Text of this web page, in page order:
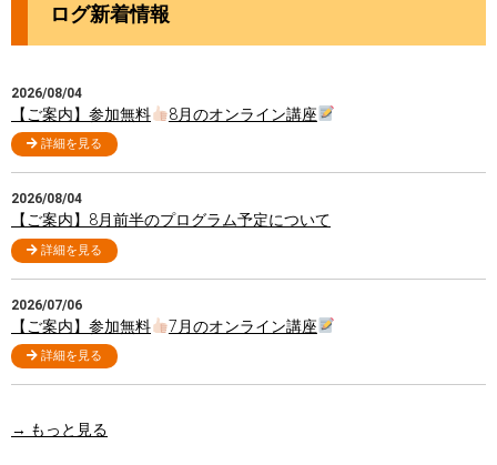
ログ新着情報
2026/08/04
【ご案内】参加無料 8月のオンライン講座
詳細を見る
2026/08/04
【ご案内】8月前半のプログラム予定について
詳細を見る
2026/07/06
【ご案内】参加無料 7月のオンライン講座
詳細を見る
→ もっと見る